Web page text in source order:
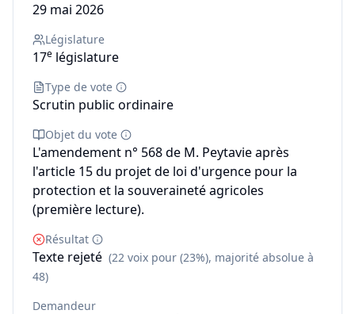
29 mai 2026
Législature
17e législature
Type de vote
Scrutin public ordinaire
Objet du vote
L'amendement n° 568 de M. Peytavie après
l'article 15 du projet de loi d'urgence pour la
protection et la souveraineté agricoles
(première lecture).
Résultat
Texte rejeté (22 voix pour (23%), majorité absolue à
48)
Demandeur